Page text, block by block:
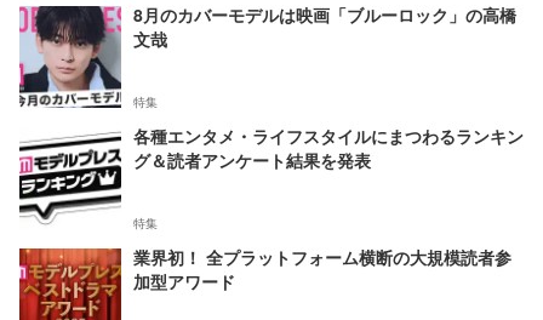
8月のカバーモデルは映画「ブルーロック」の高橋
文哉
特集
各種エンタメ・ライフスタイルにまつわるランキン
グ＆読者アンケート結果を発表
特集
業界初！ 全プラットフォーム横断の大規模読者参
加型アワード